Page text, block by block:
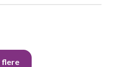
flere